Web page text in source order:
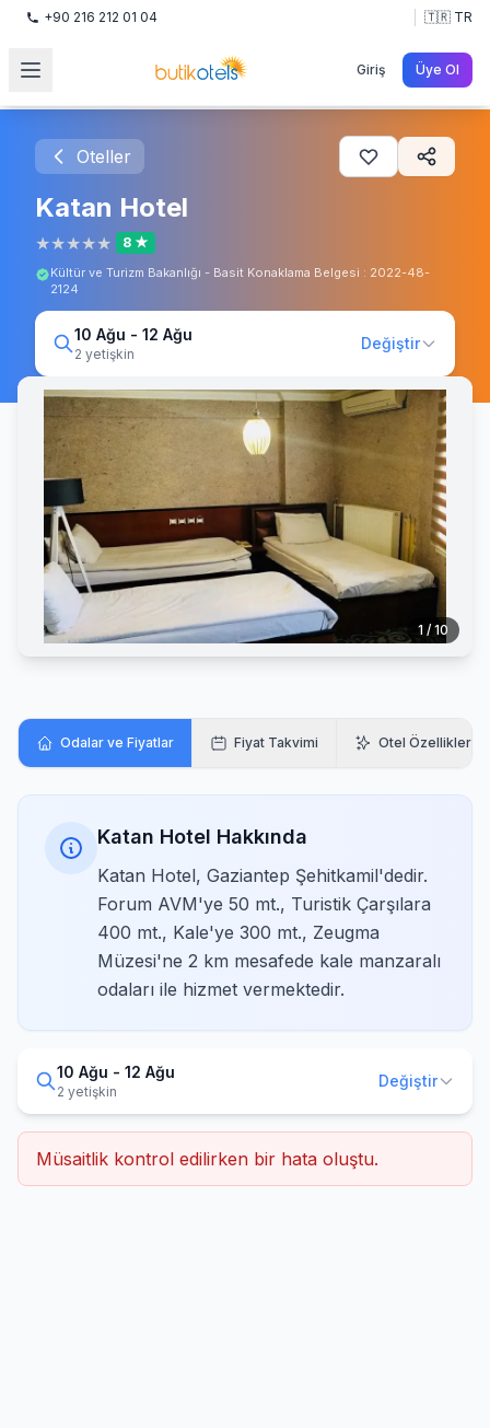
+90 216 212 01 04 🇹🇷 TR
Giriş Üye Ol
Oteller
Katan Hotel
★★★★★ 8 ★
Kültür ve Turizm Bakanlığı - Basit Konaklama Belgesi : 2022-48-
2124
10 Ağu - 12 Ağu
2 yetişkin
Değiştir
1 / 10
Odalar ve Fiyatlar Fiyat Takvimi Otel Özellikleri
Katan Hotel Hakkında
Katan Hotel, Gaziantep Şehitkamil'dedir.
Forum AVM'ye 50 mt., Turistik Çarşılara
400 mt., Kale'ye 300 mt., Zeugma
Müzesi'ne 2 km mesafede kale manzaralı
odaları ile hizmet vermektedir.
10 Ağu - 12 Ağu
2 yetişkin
Değiştir
Müsaitlik kontrol edilirken bir hata oluştu.